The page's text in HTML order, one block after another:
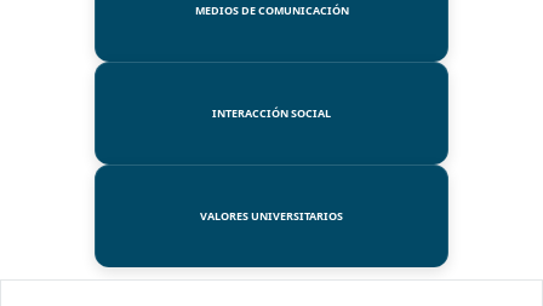
MEDIOS DE COMUNICACIÓN
INTERACCIÓN SOCIAL
VALORES UNIVERSITARIOS